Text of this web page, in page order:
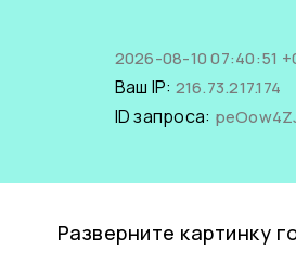
2026-08-10 07:40:51
Ваш IP: 216.73.217.174
ID запроса:
Разверните картинку